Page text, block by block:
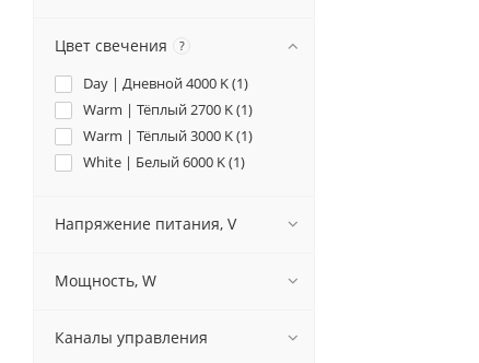
Цвет свечения ?
Day | Дневной 4000 K (1)
Warm | Тёплый 2700 K (1)
Warm | Тёплый 3000 K (1)
White | Белый 6000 K (1)
Напряжение питания, V
Мощность, W
Каналы управления